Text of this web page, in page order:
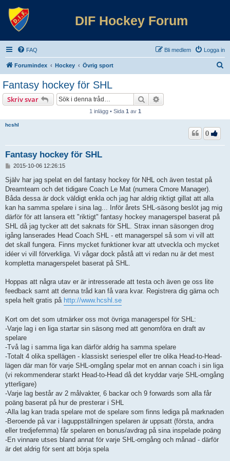
DIF Hockey Forum
FAQ Logga in
Bli medlem
Forumindex Hockey Övrig sport
Fantasy hockey för SHL
Skriv svar Sök
1 inlägg • Sida 1 av 1
hcshl
Fantasy hockey för SHL
0
l
g
g
2015-10-06 12:26:15
Själv har jag spelat en del fantasy hockey för NHL och även testat på
Dreamteam och det tidigare Coach Le Mat (numera Cmore Manager).
Båda dessa är dock väldigt enkla och jag har aldrig riktigt gillat att alla
kan ha samma spelare i sina lag... Inför årets SHL-säsong beslöt jag mig
därför för att lansera ett "riktigt" fantasy hockey managerspel baserat på
SHL då jag tycker att det saknats för SHL. Strax innan säsongen drog
igång lanserades Head Coach SHL - ett managerspel så som vi vill att
det skall fungera. Finns mycket funktioner kvar att utveckla och mycket
idéer vi vill förverkliga. Vi vågar dock påstå att vi redan nu är det mest
kompletta managerspelet baserat på SHL.
Hoppas att några utav er är intresserade att testa och även ge oss lite
feedback samt att denna tråd kan få vara kvar. Registrera dig gärna och
spela helt gratis på http://www.hcshl.se
Kort om det som utmärker oss mot övriga managerspel för SHL:
-Varje lag i en liga startar sin säsong med att genomföra en draft av
spelare
-Två lag i samma liga kan därför aldrig ha samma spelare
-Totalt 4 olika spellägen - klassiskt seriespel eller tre olika Head-to-Head-
lägen där man för varje SHL-omgång spelar mot en annan coach i sin liga
(vi rekommenderar starkt Head-to-Head då det kryddar varje SHL-omgång
ytterligare)
-Varje lag består av 2 målvakter, 6 backar och 9 forwards som alla får
poäng baserat på hur de presterar i SHL
-Alla lag kan trada spelare mot de spelare som finns lediga på marknaden
-Beroende på var i laguppställningen spelaren är uppsatt (första, andra
eller tredjefemma) får spelaren en bonus/avdrag på sina inspelade poäng
-En vinnare utses bland annat för varje SHL-omgång och månad - därför
är det aldrig för sent att börja spela